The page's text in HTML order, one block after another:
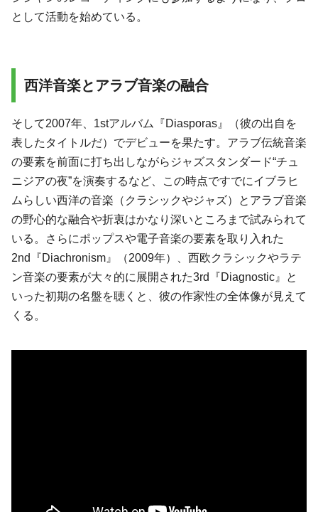
として活動を始めている。
西洋音楽とアラブ音楽の融合
そして2007年、1stアルバム『Diasporas』（彼の出自を
表したタイトルだ）でデビューを果たす。アラブ伝統音楽
の要素を前面に打ち出しながらジャズスタンダード“チュ
ニジアの夜”を演奏するなど、この時点ですでにイブラヒ
ムらしい西洋の音楽（クラシックやジャズ）とアラブ音楽
の野心的な融合や折衷はかなり深いところまで試みられて
いる。さらにポップスや電子音楽の要素を取り入れた
2nd『Diachronism』（2009年）、西欧クラシックやラテ
ン音楽の要素が大々的に展開された3rd『Diagnostic』と
いった初期の名盤を聴くと、彼の作家性の全体像が見えて
くる。